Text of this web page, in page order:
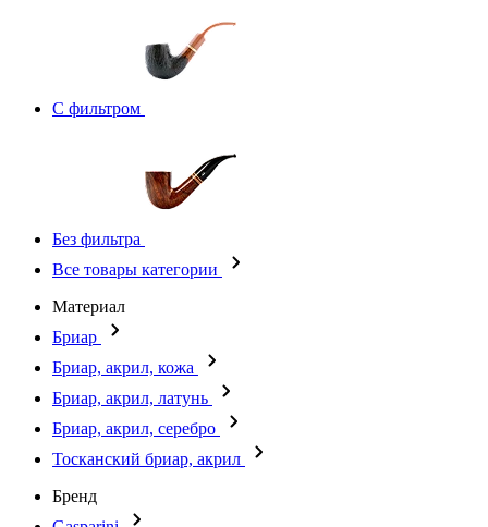
С фильтром
Без фильтра
Все товары категории
Материал
Бриар
Бриар, акрил, кожа
Бриар, акрил, латунь
Бриар, акрил, серебро
Тосканский бриар, акрил
Бренд